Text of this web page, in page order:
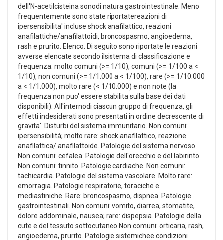
dell'N-acetilcisteina sonodi natura gastrointestinale. Meno
frequentemente sono state riportatereazioni di
ipersensibilita' incluse shock anafilattico, reazioni
anafilattiche/anafilattoidi, broncospasmo, angioedema,
rash e prurito. Elenco. Di seguito sono riportate le reazioni
avverse elencate secondo ilsistema di classificazione e
frequenza: molto comuni (>= 1/10), comuni (>= 1/100 a <
1/10), non comuni (>= 1/1.000 a < 1/100), rare (>= 1/10.000
a < 1/1.000), molto rare (< 1/10.000) e non note (la
frequenza non puo' essere stabilita sulla base dei dati
disponibili). All'internodi ciascun gruppo di frequenza, gli
effetti indesiderati sono presentati in ordine decrescente di
gravita'. Disturbi del sistema immunitario. Non comuni:
ipersensibilità; molto rare: shock anafilattico, reazione
anafilattica/ anafilattoide. Patologie del sistema nervoso.
Non comuni: cefalea. Patologie dell'orecchio e del labirinto.
Non comuni: tinnito. Patologie cardiache. Non comuni:
tachicardia. Patologie del sistema vascolare. Molto rare:
emorragia. Patologie respiratorie, toraciche e
mediastiniche. Rare: broncospasmo, dispnea. Patologie
gastrointestinali. Non comuni: vomito, diarrea, stomatite,
dolore addominale, nausea; rare: dispepsia. Patologie della
cute e del tessuto sottocutaneo.Non comuni: orticaria, rash,
angioedema, prurito. Patologie sistemichee condizioni